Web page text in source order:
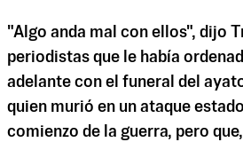
"Algo anda mal con ellos", dijo
periodistas que le había
adelante con el funeral del
quien murió en un ataque
comienzo de la guerra, pero